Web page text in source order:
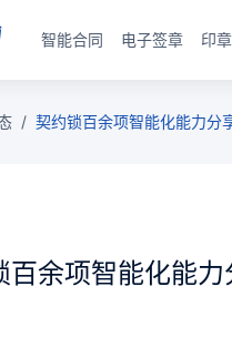
智能合同 电子签章 印
/ 契约锁百余项智能化能力分
百余项智能化能